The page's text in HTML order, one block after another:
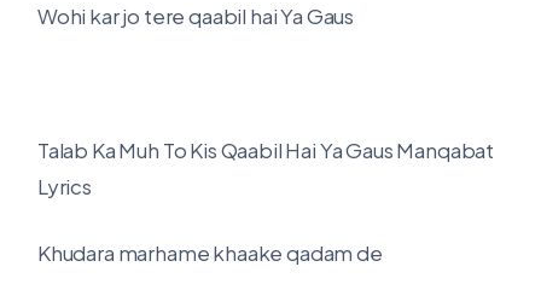
Wohi kar jo tere qaabil hai Ya Gaus
Talab Ka Muh To Kis Qaabil Hai Ya Gaus Manqabat
Lyrics
Khudara marhame khaake qadam de